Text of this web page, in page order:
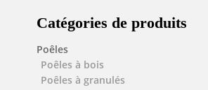
Catégories de produits
Poêles
Poêles à bois
Poêles à granulés